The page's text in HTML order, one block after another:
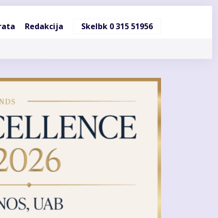
Redakcija Skelbk 0 315 51956